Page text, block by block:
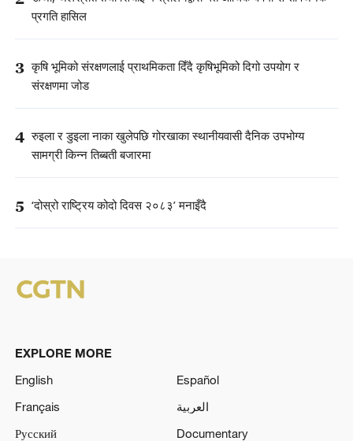
प्रगति हासिल
3 कृषि भूमिको संरक्षणलाई प्राथमिकता दिँदै कृषिभूमिको दिगो उपयोग र
संरक्षणमा जोड
4 रुइला र डुइला नाका खुलेपछि गोरखाका स्थानीयवासी दैनिक उपभोग्य
सामग्री किन्न तिब्बती बजारमा
5 ‘दोस्रो राष्ट्रिय कोदो दिवस २०८३’ मनाइँदै
EXPLORE MORE
English
Español
Français
العربية
Русский
Documentary